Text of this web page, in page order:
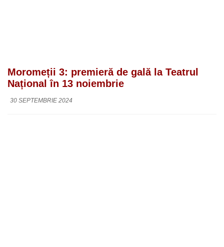
Moromeții 3: premieră de gală la Teatrul
Național în 13 noiembrie
30 SEPTEMBRIE 2024